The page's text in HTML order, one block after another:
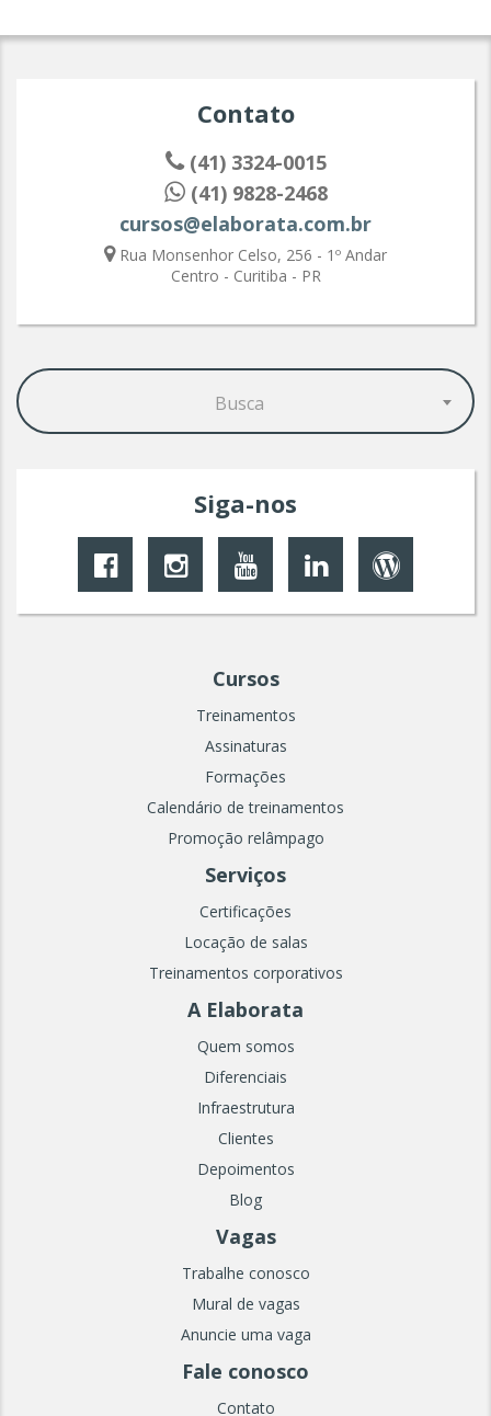
Contato
(41) 3324-0015
(41) 9828-2468
cursos@elaborata.com.br
Rua Monsenhor Celso, 256 - 1º Andar
Centro - Curitiba - PR
Busca
Siga-nos
Cursos
Treinamentos
Assinaturas
Formações
Calendário de treinamentos
Promoção relâmpago
Serviços
Certificações
Locação de salas
Treinamentos corporativos
A Elaborata
Quem somos
Diferenciais
Infraestrutura
Clientes
Depoimentos
Blog
Vagas
Trabalhe conosco
Mural de vagas
Anuncie uma vaga
Fale conosco
Contato